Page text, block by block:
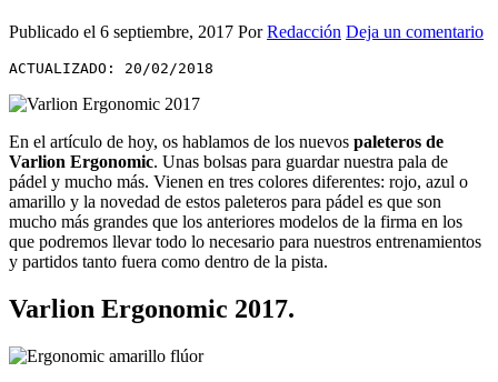
Publicado el 6 septiembre, 2017 PorRedacción Deja un comentario
ACTUALIZADO: 20/02/2018
En el artículo de hoy, os hablamos de los nuevos paleteros de
Varlion Ergonomic. Unas bolsas para guardar nuestra pala de
pádel y mucho más. Vienen en tres colores diferentes: rojo, azul o
amarillo y la novedad de estos paleteros para pádel es que son
mucho más grandes que los anteriores modelos de la firma en los
que podremos llevar todo lo necesario para nuestros entrenamientos
y partidos tanto fuera como dentro de la pista.
Varlion Ergonomic 2017.